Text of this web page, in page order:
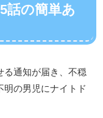
話の簡単あ
る通知が届き、不穏
明の男児にナイトド